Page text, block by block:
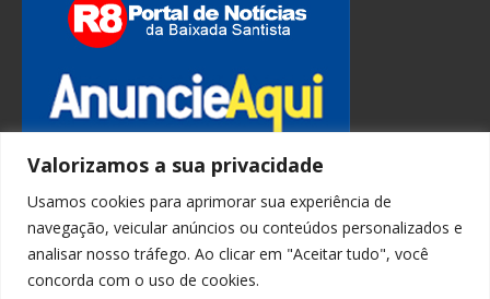
Valorizamos a sua privacidade
Usamos cookies para aprimorar sua experiência de
navegação, veicular anúncios ou conteúdos personalizados e
analisar nosso tráfego. Ao clicar em "Aceitar tudo", você
concorda com o uso de cookies.